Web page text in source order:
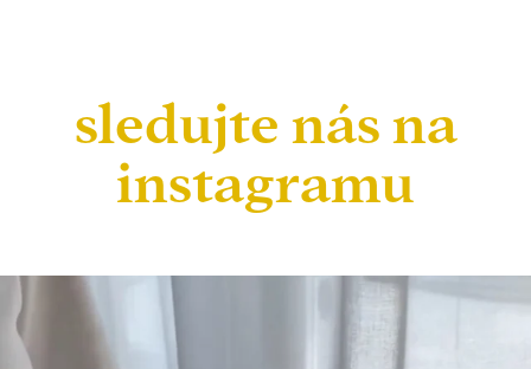
sledujte nás na
instagramu